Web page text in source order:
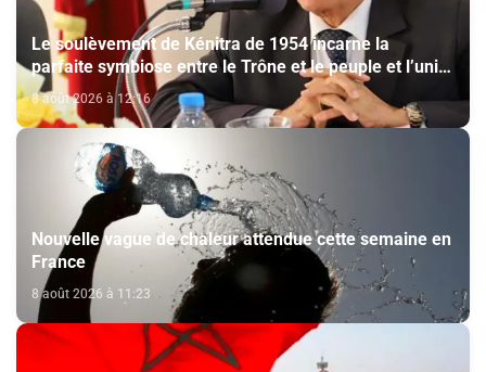
Le soulèvement de Kénitra de 1954 incarne la
parfaite symbiose entre le Trône et le peuple et l’unité
de volonté et de destin (M. El Ktiri)
8 août 2026 à 12:16
Nouvelle vague de chaleur attendue cette semaine en
France
8 août 2026 à 11:23